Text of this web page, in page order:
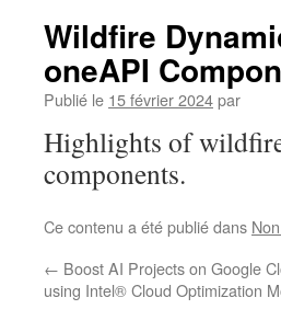
Wildfire
oneAPI
Publié le 15 février 2024par
Highlights of
components.
Ce contenu a été publié dans
← Boost AI Projects on Google
using Intel® Cloud Optimization